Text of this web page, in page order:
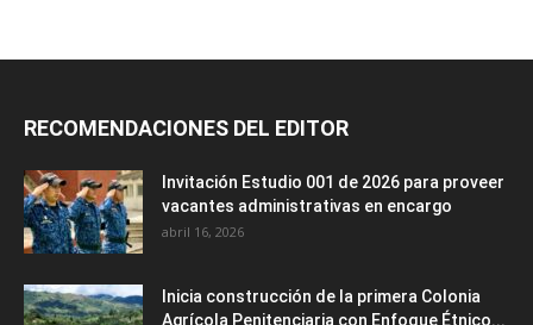
RECOMENDACIONES DEL EDITOR
Invitación Estudio 001 de 2026 para proveer
vacantes administrativas en encargo
abril 16, 2026
Inicia construcción de la primera Colonia
Agrícola Penitenciaria con Enfoque Étnico...